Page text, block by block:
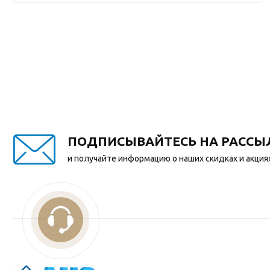
ПОДПИСЫВАЙТЕСЬ НА
и получайте информацию о наших скидках и